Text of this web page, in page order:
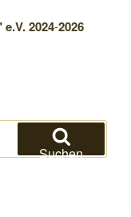
2024-2026
Suchen